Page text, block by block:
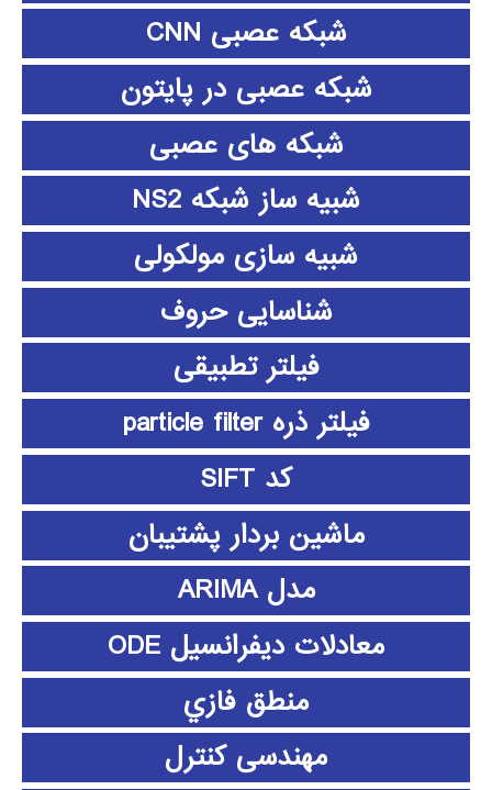
شبکه عصبی CNN
شبکه عصبی در پایتون
شبکه های عصبی
شبیه ساز شبکه NS2
شبیه سازی مولکولی
شناسایی حروف
فیلتر تطبیقی
فیلتر ذره particle filter
کد SIFT
ماشین بردار پشتیبان
مدل ARIMA
معادلات دیفرانسیل ODE
منطق فازي
مهندسی کنترل